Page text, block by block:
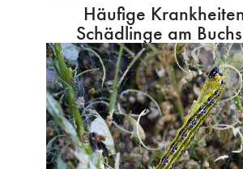
Häufige
Schädlinge am